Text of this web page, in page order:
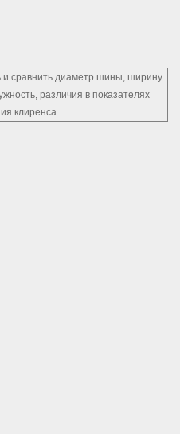
и сравнить диаметр шины, ширину
различия в показателях
клиренса